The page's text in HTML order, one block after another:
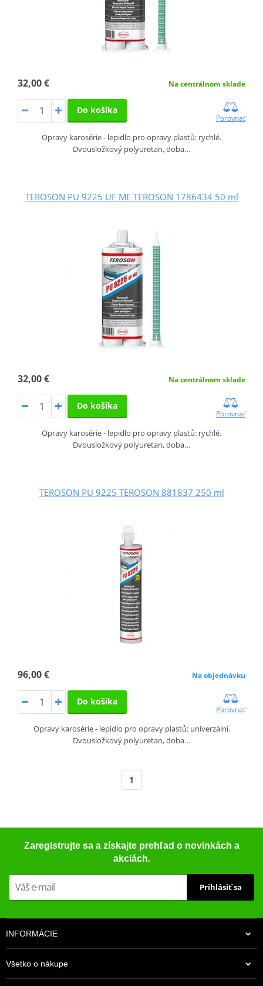
32,00 € Na centrálnom sklade
Do košíka
Porovnať
Opravy karosérie - lepidlo pro opravy plastů: rychlé.
Dvousložkový polyuretan, doba…
TEROSON PU 9225 UF ME TEROSON 1786434 50 ml
32,00 € Na centrálnom sklade
Do košíka
Porovnať
Opravy karosérie - lepidlo pro opravy plastů: rychlé.
Dvousložkový polyuretan, doba…
TEROSON PU 9225 TEROSON 881837 250 ml
96,00 € Na objednávku
Do košíka
Porovnať
Opravy karosérie - lepidlo pro opravy plastů: univerzální.
Dvousložkový polyuretan, doba…
1
Zaregistrujte sa a získajte prehľad o novinkách a
akciách.
Prihlásiť sa
INFORMÁCIE
Všetko o nákupe